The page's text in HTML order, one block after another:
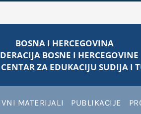
BOSNA I HERCEGOVINA
BOSNE I HERCEGOVINE
ZA EDUKACIJU SUDIJA I
MATERIJALI PUBLIKACIJE